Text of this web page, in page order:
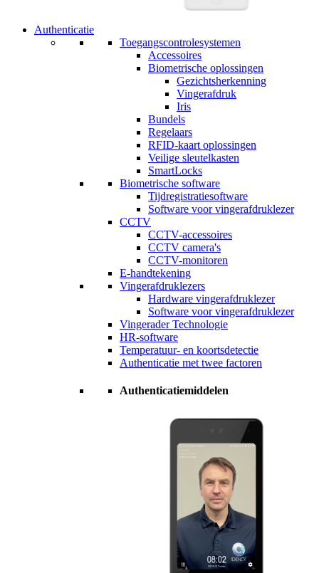
Authenticatie
Toegangscontrolesystemen
Accessoires
Biometrische oplossingen
Gezichtsherkenning
Vingerafdruk
Iris
Bundels
Regelaars
RFID-kaart oplossingen
Veilige sleutelkasten
SmartLocks
Biometrische software
Tijdregistratiesoftware
Software voor vingerafdruklezer
CCTV
CCTV-accessoires
CCTV camera's
CCTV-monitoren
E-handtekening
Vingerafdruklezers
Hardware vingerafdruklezer
Software voor vingerafdruklezer
Vingerader Technologie
HR-software
Temperatuur- en koortsdetectie
Authenticatie met twee factoren
Authenticatiemiddelen